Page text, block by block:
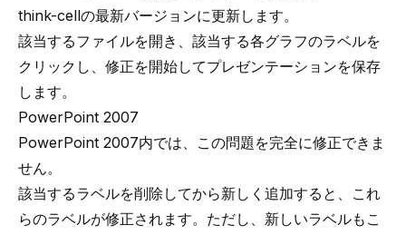
think-cellの最新バージョンに更新します。
該当するファイルを開き、該当する各グラフのラベルを
クリックし、修正を開始してプレゼンテーションを保存
します。
PowerPoint 2007
PowerPoint 2007内では、この問題を完全に修正できま
せん。
該当するラベルを削除してから新しく追加すると、これ
らのラベルが修正されます。ただし、新しいラベルもこ